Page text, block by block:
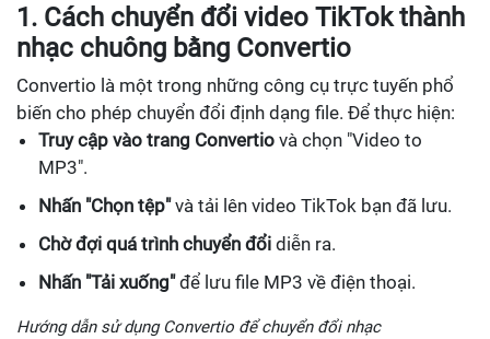
1. Cách chuyển đổi video TikTok thành
nhạc chuông bằng Convertio
Convertio là một trong những công cụ trực tuyến phổ
biến cho phép chuyển đổi định dạng file. Để thực hiện:
Truy cập vào trang Convertio và chọn "Video to
MP3".
Nhấn "Chọn tệp"và tải lên video TikTok bạn đã lưu.
Chờ đợi quá trình chuyển đổi diễn ra.
Nhấn "Tải xuống"để lưu file MP3 về điện thoại.
Hướng dẫn sử dụng Convertio để chuyển đổi nhạc